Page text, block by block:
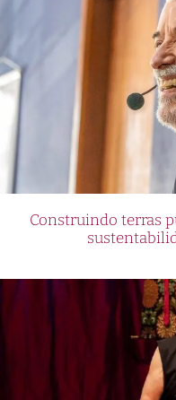
Construindo terras